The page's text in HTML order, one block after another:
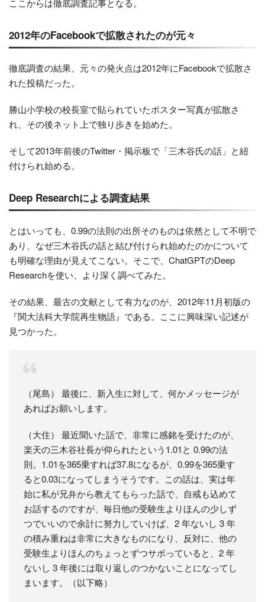
ここからは徹底調査記事となる。
2012年のFacebookで拡散されたのが元々
徹底調査の結果、元々の発火点は2012年にFacebookで拡散さ
れた投稿だった。
勝山小学校の校長室で貼られていたポスター写真が拡散さ
れ、その後ネット上で独り歩きを始めた。
そして2013年前後のTwitter・掲示板で「三木谷氏の話」と紐
付けられ始める。
Deep Researchによる調査結果
とはいっても、0.99の法則の出所そのものは依然として不明で
あり、なぜ三木谷氏の話と結び付けられ始めたのかについて
も明確な理由が見えてこない。そこで、ChatGPTのDeep
Researchを使い、より深く調べてみた。
その結果、最古の文献として有力なのが、2012年11月初版の
『関大法科大学院再生物語』である。ここに興味深い記述が
見つかった。
（尾島） 最後に、新入生に対して、何かメッセージが
あればお願いします。
（大住） 最近聞いた話で、非常に感銘を受けたのが、
楽天の三木谷社長が仰られたという1.01と 0.99の法
則。1.01を365乗すれば37.8になるが、0.99を365乗す
ると0.03になってしまうそうです。この話は、実は年
始に私が兄弁から教えてもらった話で、自戒も込めて
お話するのですが、毎日他の受験生よりほんの少しず
つでいいので余計に努力していけば、2 年ないし 3 年
の積み重ねは非常に大きなものになり、反対に、他の
受験生よりほんのちょっとずつサボっていると、2 年
ないし 3 年後には取り返しのつかないことになってし
まいます。（以下略）